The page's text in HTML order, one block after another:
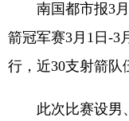
南国都市报3月2
箭冠军赛3月1日-3
行，近30支射箭队
此次比赛设男、